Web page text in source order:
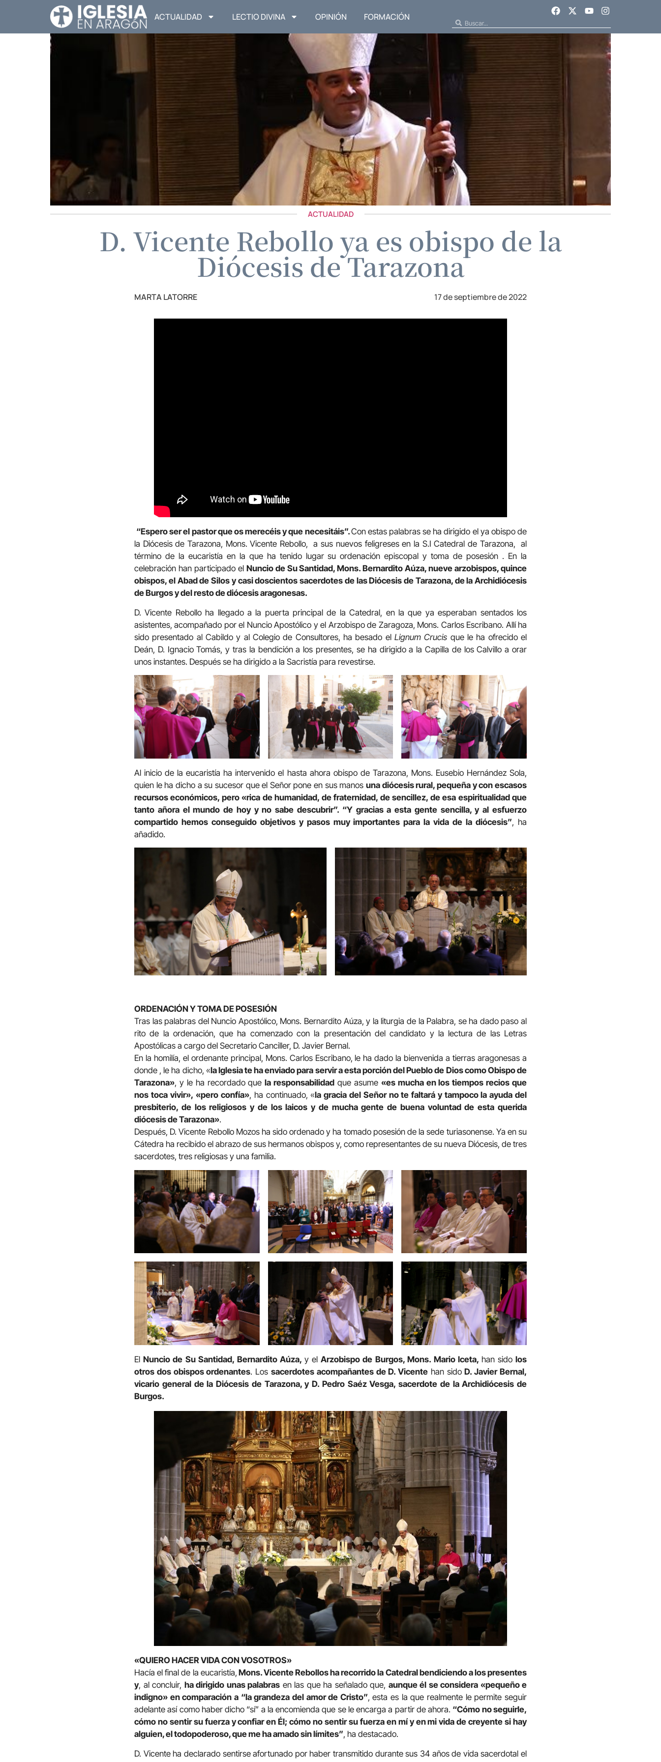
ACTUALIDAD LECTIO DIVINA OPINIÓN FORMACIÓN
ACTUALIDAD
D. Vicente Rebollo ya es obispo de la
Diócesis de Tarazona
MARTA LATORRE 17 de septiembre de 2022
“Espero ser el pastor que os merecéis y que necesitáis”.Con estas palabras se ha dirigido el ya obispo de
la Diócesis de Tarazona, Mons. Vicente Rebollo, a sus nuevos feligreses en la S.I Catedral de Tarazona, al
término de la eucaristía en la que ha tenido lugar su ordenación episcopal y toma de posesión . En la
celebración han participado el Nuncio de Su Santidad, Mons. Bernardito Aúza, nueve arzobispos, quince
obispos, el Abad de Silos y casi doscientos sacerdotes de las Diócesis de Tarazona, de la Archidiócesis
de Burgos y del resto de diócesis aragonesas.
D. Vicente Rebollo ha llegado a la puerta principal de la Catedral, en la que ya esperaban sentados los
asistentes, acompañado por el Nuncio Apostólico y el Arzobispo de Zaragoza, Mons. Carlos Escribano. Allí ha
sido presentado al Cabildo y al Colegio de Consultores, ha besado el Lignum Crucis que le ha ofrecido el
Deán, D. Ignacio Tomás, y tras la bendición a los presentes, se ha dirigido a la Capilla de los Calvillo a orar
unos instantes. Después se ha dirigido a la Sacristía para revestirse.
Al inicio de la eucaristía ha intervenido el hasta ahora obispo de Tarazona, Mons. Eusebio Hernández Sola,
quien le ha dicho a su sucesor que el Señor pone en sus manosuna diócesis rural, pequeña y con escasos
recursos económicos, pero «rica de humanidad, de fraternidad, de sencillez, de esa espiritualidad que
tanto añora el mundo de hoy y no sabe descubrir”. “Y gracias a esta gente sencilla, y al esfuerzo
compartido hemos conseguido objetivos y pasos muy importantes para la vida de la diócesis”, ha
añadido.
ORDENACIÓN Y TOMA DE POSESIÓN
Tras las palabras del Nuncio Apostólico, Mons. Bernardito Aúza, y la liturgia de la Palabra, se ha dado paso al
rito de la ordenación, que ha comenzado con la presentación del candidato y la lectura de las Letras
Apostólicas a cargo del Secretario Canciller, D. Javier Bernal.
En la homilía, el ordenante principal, Mons. Carlos Escribano, le ha dado la bienvenida a tierras aragonesas a
donde , le ha dicho, «la Iglesia te ha enviado para servir a esta porción del Pueblo de Dios como Obispo de
Tarazona», y le ha recordado quela responsabilidad que asume «es mucha en los tiempos recios que
nos toca vivir», «pero confía», ha continuado, «la gracia del Señor no te faltará y tampoco la ayuda del
presbiterio, de los religiosos y de los laicos y de mucha gente de buena voluntad de esta querida
diócesis de Tarazona».
Después, D. Vicente Rebollo Mozos ha sido ordenado y ha tomado posesión de la sede turiasonense. Ya en su
Cátedra ha recibido el abrazo de sus hermanos obispos y, como representantes de su nueva Diócesis, de tres
sacerdotes, tres religiosas y una familia.
El Nuncio de Su Santidad, Bernardito Aúza, y el Arzobispo de Burgos, Mons. Mario Iceta, han sido los
otros dos obispos ordenantes. Los sacerdotes acompañantes de D. Vicente han sidoD. Javier Bernal,
vicario general de la Diócesis de Tarazona, y D. Pedro Saéz Vesga, sacerdote de la Archidiócesis de
Burgos.
«QUIERO HACER VIDA CON VOSOTROS»
Hacía el final de la eucaristía, Mons. Vicente Rebollos ha recorrido la Catedral bendiciendo a los presentes
y, al concluir, ha dirigido unas palabras en las que ha señalado que, aunque él se considera «pequeño e
indigno» en comparación a “la grandeza del amor de Cristo”, esta es la que realmente le permite seguir
adelante así como haber dicho “sí” a la encomienda que se le encarga a partir de ahora. “Cómo no seguirle,
cómo no sentir su fuerza y confiar en Él; cómo no sentir su fuerza en mí y en mi vida de creyente si hay
alguien, el todopoderoso, que me ha amado sin límites”, ha destacado.
D. Vicente ha declarado sentirse afortunado por haber transmitido durante sus 34 años de vida sacerdotal el